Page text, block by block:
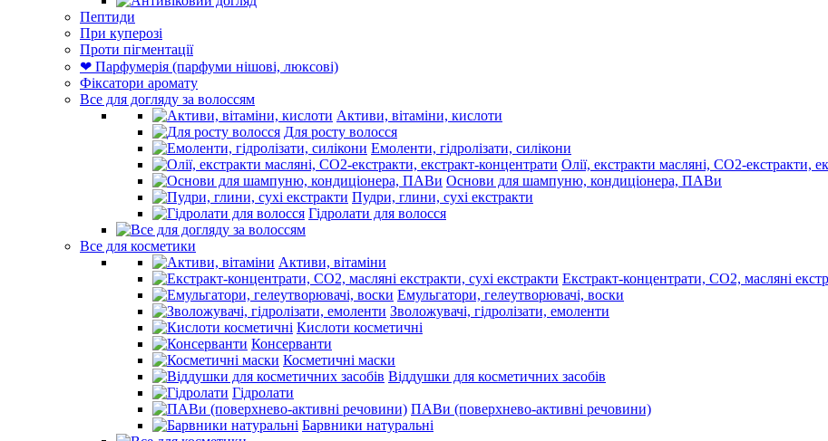
Пептиди
При куперозі
Проти пігментації
❤ Парфумерія (парфуми нішові, люксові)
Фіксатори аромату
Все для догляду за волоссям
Активи, вітаміни, кислоти
Для росту волосся
Емоленти, гідролізати, силікони
Олії, екстракти масляні, СО2-екстракти,
Основи для шампуню, кондиціонера, ПАВи
Пудри, глини, сухі екстракти
Гідролати для волосся
Все для косметики
Активи, вітаміни
Екстракт-концентрати, СО2, масляні
Емульгатори, гелеутворювачі, воски
Зволожувачі, гідролізати, емоленти
Кислоти косметичні
Консерванти
Косметичні маски
Віддушки для косметичних засобів
Гідролати
ПАВи (поверхнево-активні речовини)
Барвники натуральні